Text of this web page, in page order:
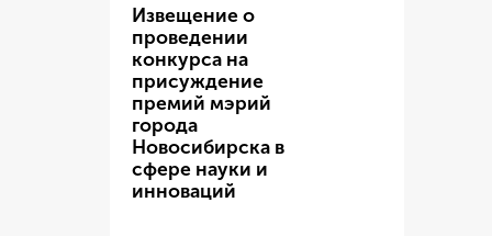
Извещение о
проведении
конкурса на
присуждение
премий мэрий
города
Новосибирска в
сфере науки и
инноваций